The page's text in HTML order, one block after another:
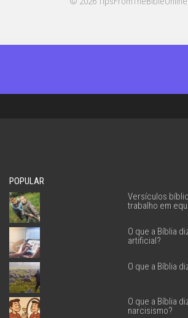
POPULAR
Versículos
trabalho em
O que a Bíblia
artificial?
O que a Bíblia
O que a Bíblia
narcisismo?